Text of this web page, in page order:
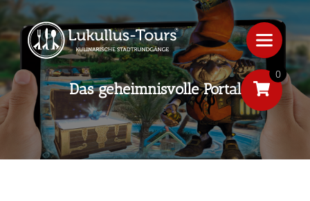
Das geheimnisvolle Portal
0